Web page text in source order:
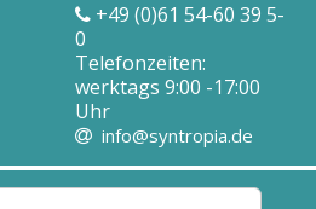
+49 (0)61 54-60 39 5-
0
Telefonzeiten:
werktags 9:00 -17:00
Uhr
info@syntropia.de